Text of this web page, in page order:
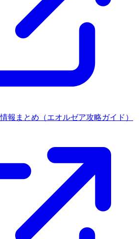
報まとめ（エオルゼア攻略ガイド）